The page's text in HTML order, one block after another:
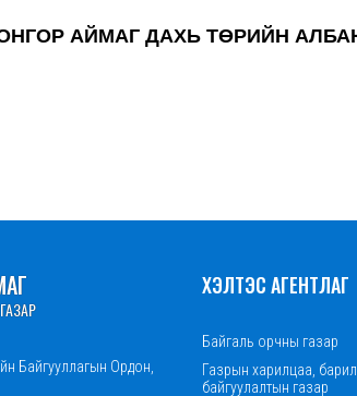
АЙМАГ ДАХЬ ТӨРИЙН
Байгууллагын Ордон,
ХЭЛТЭС АГЕНТЛАГ
Байгаль орчны газар
Газрын харилцаа,
байгуулалтын газар